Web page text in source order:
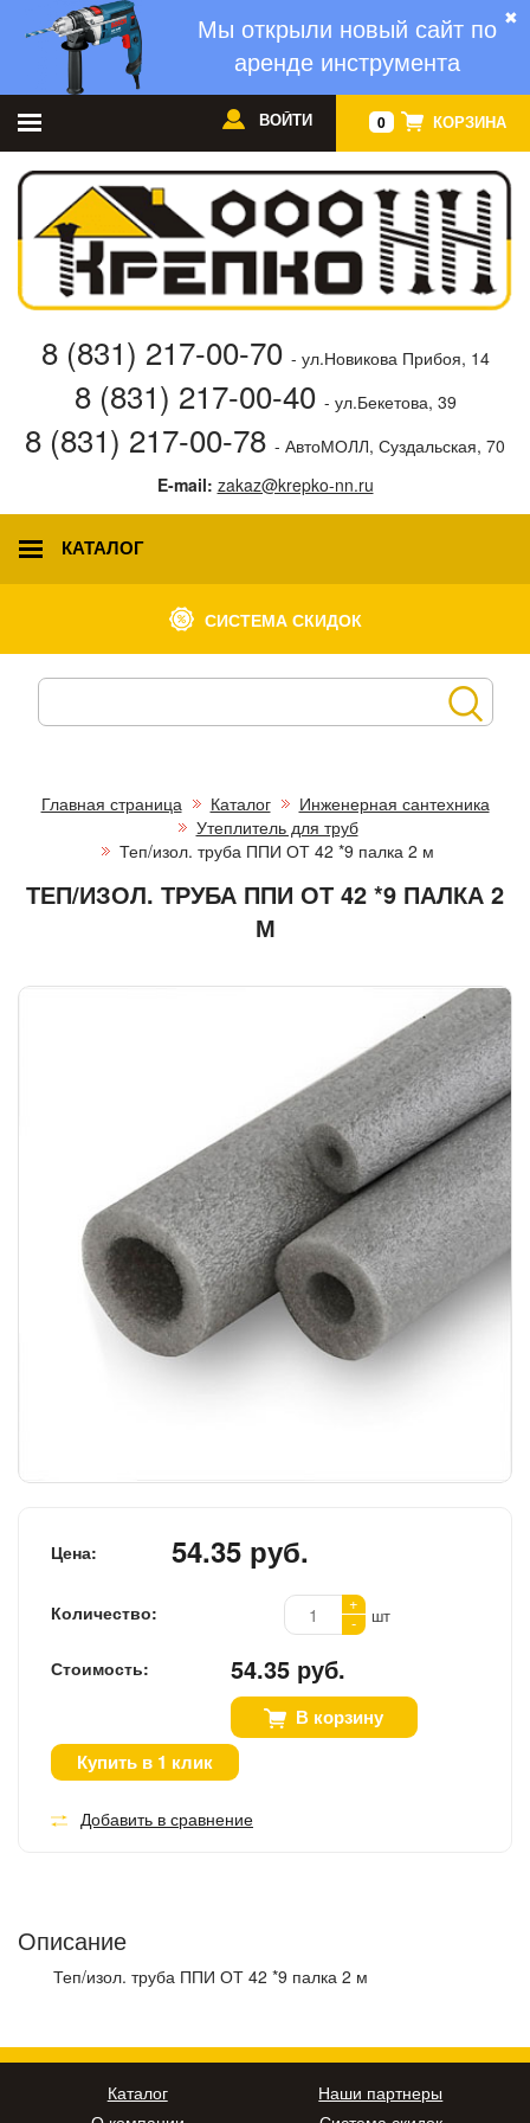
✖
Мы открыли новый сайт по
аренде инструмента
0 КОРЗИНА
ВОЙТИ
8 (831) 217-00-70 - ул.Новикова Прибоя, 14
8 (831) 217-00-40 - ул.Бекетова, 39
8 (831) 217-00-78 - АвтоМОЛЛ, Суздальская, 70
E-mail: zakaz@krepko-nn.ru
КАТАЛОГ
СИСТЕМА СКИДОК
Главная страница Каталог
Инженерная сантехника
Утеплитель для труб
Теп/изол. труба ППИ ОТ 42 *9 палка 2 м
ТЕП/ИЗОЛ. ТРУБА ППИ ОТ 42 *9 ПАЛКА 2
М
Цена: 54.35 руб.
Количество:
+
-
шт
Стоимость: 54.35 руб.
В корзину
Купить в 1 клик
Добавить в сравнение
Описание
Теп/изол. труба ППИ ОТ 42 *9 палка 2 м
Каталог
Наши партнеры